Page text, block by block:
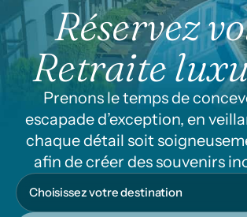
Réservez
Retraite
Prenons le temps de
escapade d’exception, en
chaque détail soit
afin de créer des souvenirs